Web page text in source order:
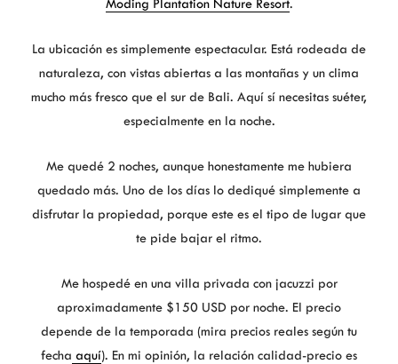
Moding Plantation Nature Resort.
La ubicación es simplemente espectacular. Está rodeada de
naturaleza, con vistas abiertas a las montañas y un clima
mucho más fresco que el sur de Bali. Aquí sí necesitas suéter,
especialmente en la noche.
Me quedé 2 noches, aunque honestamente me hubiera
quedado más. Uno de los días lo dediqué simplemente a
disfrutar la propiedad, porque este es el tipo de lugar que
te pide bajar el ritmo.
Me hospedé en una villa privada con jacuzzi por
aproximadamente $150 USD por noche. El precio
depende de la temporada (mira precios reales según tu
fecha aquí). En mi opinión, la relación calidad-precio es